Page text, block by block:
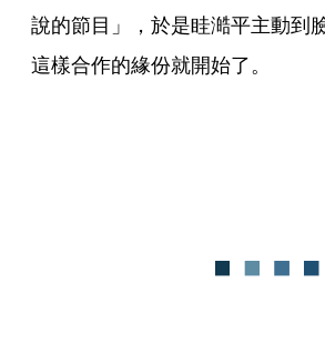
說的節目」，於是眭澔平主動到
這樣合作的緣份就開始了。